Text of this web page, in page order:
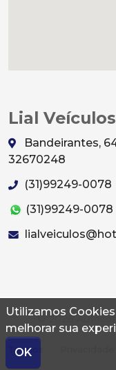
Utilizamos
melhorar sua
OK
Lial
Bandeirantes,
32670248
(31)99249-0078
(31)99249-0078
© 2026
Termos